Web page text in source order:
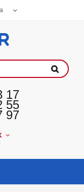
17
55
97